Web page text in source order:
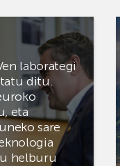
laborategi
ditu.
eta
sare
helburu